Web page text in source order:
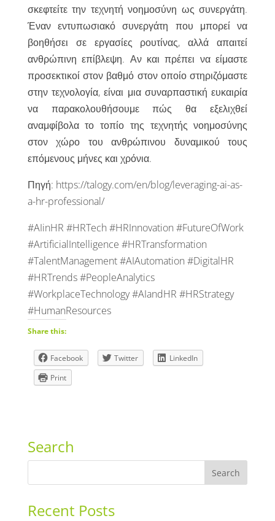
σκεφτείτε την τεχνητή νοημοσύνη ως συνεργάτη.
Έναν εντυπωσιακό συνεργάτη που μπορεί να
βοηθήσει σε εργασίες ρουτίνας, αλλά απαιτεί
ανθρώπινη επίβλεψη. Αν και πρέπει να είμαστε
προσεκτικοί στον βαθμό στον οποίο στηριζόμαστε
στην τεχνολογία, είναι μια συναρπαστική ευκαιρία
να παρακολουθήσουμε πώς θα εξελιχθεί
αναμφίβολα το τοπίο της τεχνητής νοημοσύνης
στον χώρο του ανθρώπινου δυναμικού τους
επόμενους μήνες και χρόνια.
Πηγή: https://talogy.com/en/blog/leveraging-ai-as-
a-hr-professional/
#AIinHR #HRTech #HRInnovation #FutureOfWork
#ArtificialIntelligence #HRTransformation
#TalentManagement #AIAutomation #DigitalHR
#HRTrends #PeopleAnalytics
#WorkplaceTechnology #AIandHR #HRStrategy
#HumanResources
Share this:
Facebook Twitter
LinkedIn
Print
Search
Recent Posts